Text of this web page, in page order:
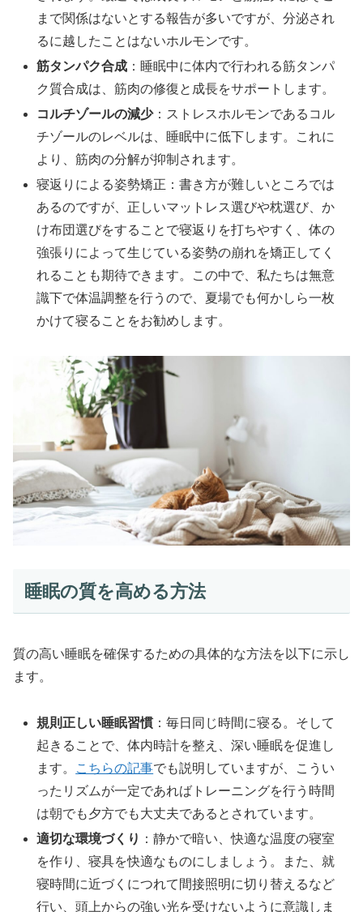
まで関係はないとする報告が多いですが、分泌され
るに越したことはないホルモンです。
筋タンパク合成 ：睡眠中に体内で行われる筋タンパ
ク質合成は、筋肉の修復と成長をサポートします。
コルチゾールの減少：ストレスホルモンであるコル
チゾールのレベルは、睡眠中に低下します。これに
より、筋肉の分解が抑制されます。
寝返りによる姿勢矯正：書き方が難しいところでは
あるのですが、正しいマットレス選びや枕選び、か
け布団選びをすることで寝返りを打ちやすく、体の
強張りによって生じている姿勢の崩れを矯正してく
れることも期待できます。この中で、私たちは無意
識下で体温調整を行うので、夏場でも何かしら一枚
かけて寝ることをお勧めします。
睡眠の質を高める方法
質の高い睡眠を確保するための具体的な方法を以下に示し
ます。
規則正しい睡眠習慣 ：毎日同じ時間に寝る。そして
起きることで、体内時計を整え、深い睡眠を促進し
ます。
こちらの記事でも説明していますが、こうい
ったリズムが一定であればトレーニングを行う時間
は朝でも夕方でも大丈夫であるとされています。
適切な環境づくり ：静かで暗い、快適な温度の寝室
を作り、寝具を快適なものにしましょう。また、就
寝時間に近づくにつれて間接照明に切り替えるなど
行い、頭上からの強い光を受けないように意識しま